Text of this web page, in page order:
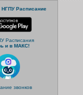
НГПУ Расписание
Расписания
и в МАКС!
звонков